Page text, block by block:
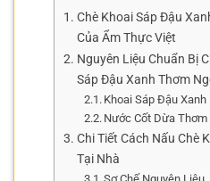
Chè Khoai Sáp Đậu
Của Ẩm Thực Việt
Nguyên Liệu Chuẩn Bị
Sáp Đậu Xanh Thơm
Khoai Sáp Đậu Xanh
Nước Cốt Dừa Thơm
Chi Tiết Cách Nấu Chè
Tại Nhà